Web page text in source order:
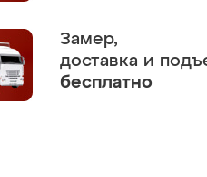
Замер,
доставка и
бесплатно